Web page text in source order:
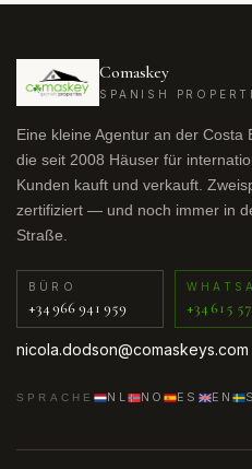
Comaskey
SPANISH
Eine kleine Agentur an der Costa
die seit 2008 Häuser für
Kunden kauft und verkauft.
zertifiziert — und noch immer in
Straße.
BÜRO
+34 966 941 959 +34 615
nicola.dodson@comaskeys.com
SPRACHE NL NO ES EN